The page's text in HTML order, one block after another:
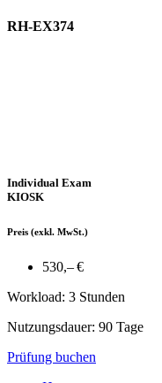
RH-EX374
Individual Exam
KIOSK
Preis (exkl. MwSt.)
530,– €
Workload: 3 Stunden
Nutzungsdauer: 90 Tage
Prüfung buchen